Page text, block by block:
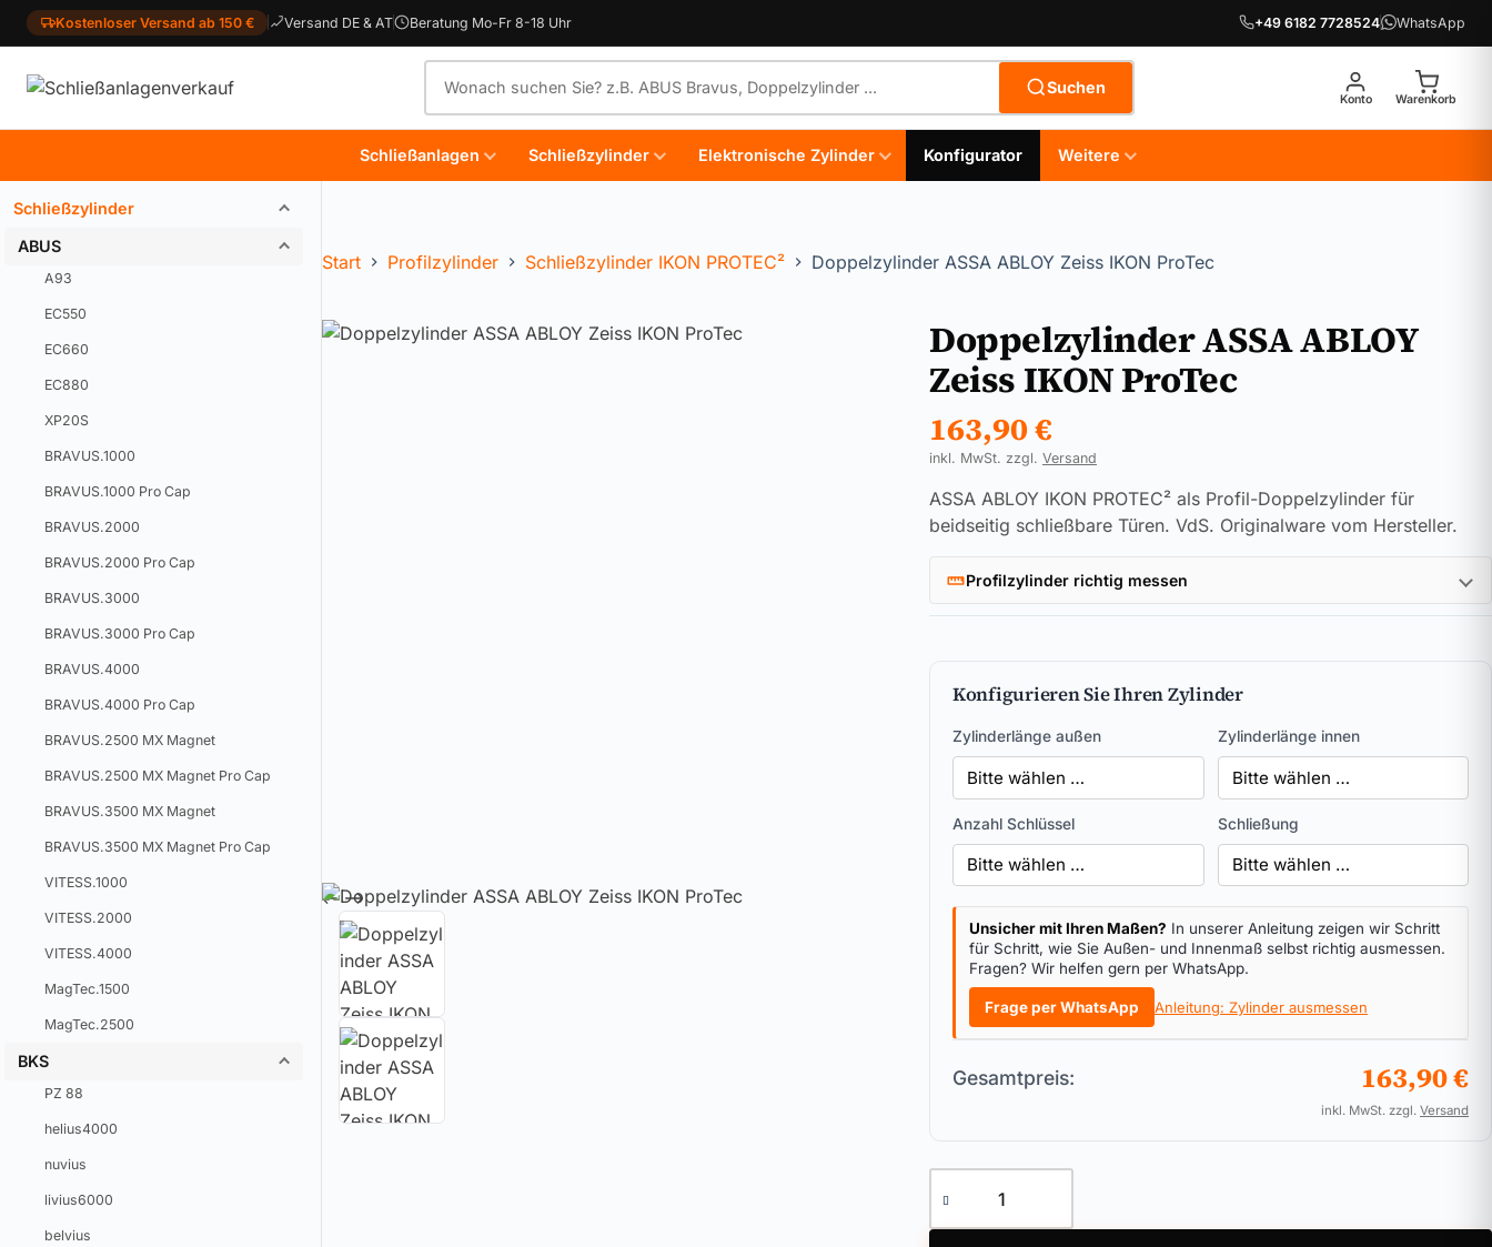
Kostenloser Versand ab 150 € Versand DE & AT Beratung Mo-Fr 8-18 Uhr +49 6182 7728524 WhatsApp
Suchen
Konto Warenkorb
Schließanlagen Schließzylinder Elektronische Zylinder Konfigurator Weitere
Schließzylinder
ABUS
A93
EC550
EC660
EC880
XP20S
BRAVUS.1000
BRAVUS.1000 Pro Cap
BRAVUS.2000
BRAVUS.2000 Pro Cap
BRAVUS.3000
BRAVUS.3000 Pro Cap
BRAVUS.4000
BRAVUS.4000 Pro Cap
BRAVUS.2500 MX Magnet
BRAVUS.2500 MX Magnet Pro Cap
BRAVUS.3500 MX Magnet
BRAVUS.3500 MX Magnet Pro Cap
VITESS.1000
VITESS.2000
VITESS.4000
MagTec.1500
MagTec.2500
BKS
PZ 88
helius4000
nuvius
livius6000
belvius
Start Profilzylinder Schließzylinder IKON PROTEC² Doppelzylinder ASSA ABLOY Zeiss IKON ProTec
Doppelzylinder ASSA ABLOY
Zeiss IKON ProTec
163,90€
inkl. MwSt. zzgl. Versand
ASSA ABLOY IKON PROTEC² als Profil-Doppelzylinder für
beidseitig schließbare Türen. VdS. Originalware vom Hersteller.
Profilzylinder richtig messen
Konfigurieren Sie Ihren Zylinder
Zylinderlänge außen Zylinderlänge innen
Anzahl Schlüssel Schließung
Unsicher mit Ihren Maßen? In unserer Anleitung zeigen wir Schritt
für Schritt, wie Sie Außen- und Innenmaß selbst richtig ausmessen.
Fragen? Wir helfen gern per WhatsApp.
Frage per WhatsApp Anleitung: Zylinder ausmessen
Gesamtpreis: 163,90 €
inkl. MwSt. zzgl. Versand